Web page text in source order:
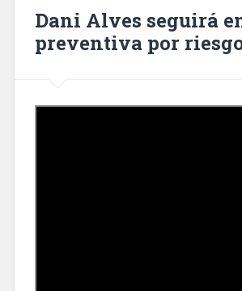
para
abastecer
Dani Alves seguirá
preventiva por